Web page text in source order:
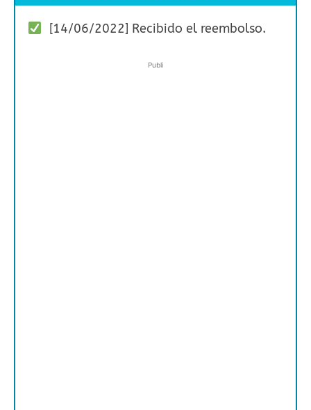
[14/06/2022] Recibido el reembolso.
Publi